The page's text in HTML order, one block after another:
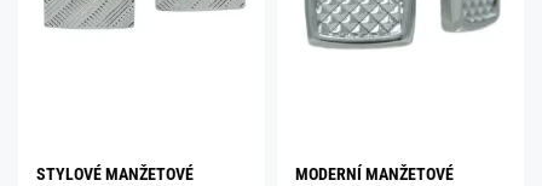
STYLOVÉ MANŽETOVÉ
MODERNÍ MANŽETOVÉ